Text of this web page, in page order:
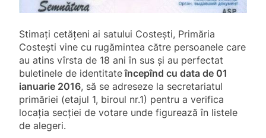
Stimați cetățeni ai satului Costești, Primăria
Costești vine cu rugămintea către persoanele care
au atins vîrsta de 18 ani în sus și au perfectat
buletinele de identitateîncepînd cu data de 01
ianuarie 2016, să se adreseze la secretariatul
primăriei (etajul 1, biroul nr.1) pentru a verifica
locația secției de votare unde figurează în listele
de alegeri.